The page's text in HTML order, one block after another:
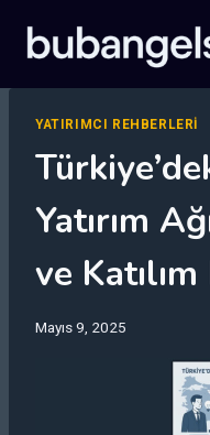
YATIRIMCI REHBERLERI
Yatırım
ve
Mayıs 9, 2025